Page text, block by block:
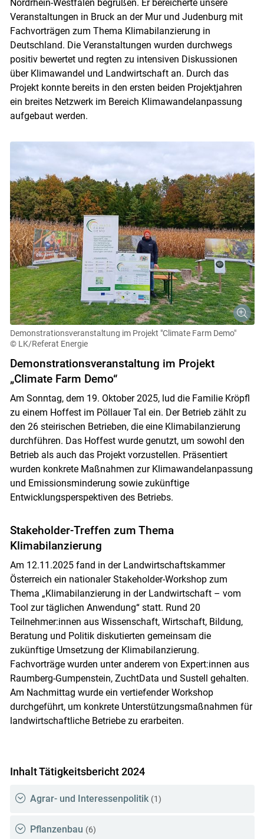
Nordrhein-Westfalen begrüßen. Er bereicherte unsere
Veranstaltungen in Bruck an der Mur und Judenburg mit
Fachvorträgen zum Thema Klimabilanzierung in
Deutschland. Die Veranstaltungen wurden durchwegs
positiv bewertet und regten zu intensiven Diskussionen
über Klimawandel und Landwirtschaft an. Durch das
Projekt konnte bereits in den ersten beiden Projektjahren
ein breites Netzwerk im Bereich Klimawandelanpassung
aufgebaut werden.
Demonstrationsveranstaltung im Projekt "Climate Farm Demo"
© LK/Referat Energie
Demonstrationsveranstaltung im Projekt
„Climate Farm Demo“
Am Sonntag, dem 19. Oktober 2025, lud die Familie Kröpfl
zu einem Hoffest im Pöllauer Tal ein. Der Betrieb zählt zu
den 26 steirischen Betrieben, die eine Klimabilanzierung
durchführen. Das Hoffest wurde genutzt, um sowohl den
Betrieb als auch das Projekt vorzustellen. Präsentiert
wurden konkrete Maßnahmen zur Klimawandelanpassung
und Emissionsminderung sowie zukünftige
Entwicklungsperspektiven des Betriebs.
Stakeholder-Treffen zum Thema
Klimabilanzierung
Am 12.11.2025 fand in der Landwirtschaftskammer
Österreich ein nationaler Stakeholder-Workshop zum
Thema „Klimabilanzierung in der Landwirtschaft – vom
Tool zur täglichen Anwendung“ statt. Rund 20
Teilnehmer:innen aus Wissenschaft, Wirtschaft, Bildung,
Beratung und Politik diskutierten gemeinsam die
zukünftige Umsetzung der Klimabilanzierung.
Fachvorträge wurden unter anderem von Expert:innen aus
Raumberg-Gumpenstein, ZuchtData und Sustell gehalten.
Am Nachmittag wurde ein vertiefender Workshop
durchgeführt, um konkrete Unterstützungsmaßnahmen für
landwirtschaftliche Betriebe zu erarbeiten.
Inhalt Tätigkeitsbericht 2024
Agrar- und Interessenpolitik (1)
Pflanzenbau (6)